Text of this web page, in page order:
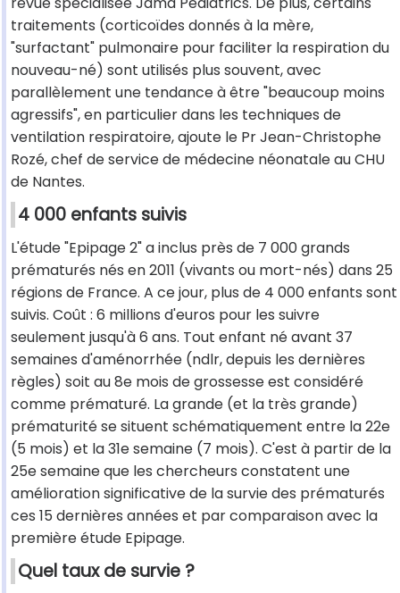
traitements (corticoïdes donnés à la mère,
"surfactant" pulmonaire pour faciliter la respiration du
nouveau-né) sont utilisés plus souvent, avec
parallèlement une tendance à être "beaucoup moins
agressifs", en particulier dans les techniques de
ventilation respiratoire, ajoute le Pr Jean-Christophe
Rozé, chef de service de médecine néonatale au CHU
de Nantes.
4 000 enfants suivis
L'étude "Epipage 2" a inclus près de 7 000 grands
prématurés nés en 2011 (vivants ou mort-nés) dans 25
régions de France. A ce jour, plus de 4 000 enfants sont
suivis. Coût : 6 millions d'euros pour les suivre
seulement jusqu'à 6 ans. Tout enfant né avant 37
semaines d'aménorrhée (ndlr, depuis les dernières
règles) soit au 8e mois de grossesse est considéré
comme prématuré. La grande (et la très grande)
prématurité se situent schématiquement entre la 22e
(5 mois) et la 31e semaine (7 mois). C'est à partir de la
25e semaine que les chercheurs constatent une
amélioration significative de la survie des prématurés
ces 15 dernières années et par comparaison avec la
première étude Epipage.
Quel taux de survie ?